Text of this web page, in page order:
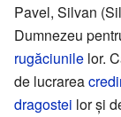
Pavel, Silvan
Dumnezeu
rugăciunile lor.
de lucrarea
dragostei lor şi